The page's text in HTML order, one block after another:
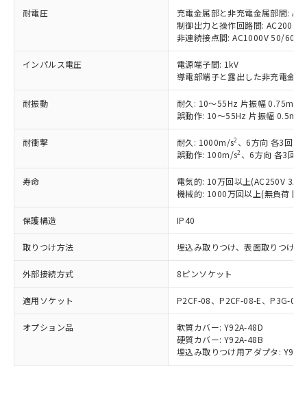
耐電圧
充電金属部と非充電金属部間:
制御出力と操作回路間:
非連続接点間: AC1000V 50/
インパルス電圧
電源端子間: 1kV
導電部端子と露出した非充電金
耐振動
耐久: 10～55Hz 片振幅 0.75mm
誤動作: 10～55Hz 片振幅
耐衝撃 耐久: 1000m/s2 、6方向 各3回
誤動作: 100m/s2 、6方向 各3回
寿命
電気的: 10万回以上(AC250V 3A
機械的: 1000万回以上(無負荷 開
保護構造 IP40
取りつけ方法 埋込み取りつけ、表面取りつけ(
外部接続方式 8ピンソケット
適用ソケット P2CF-08、P2CF-08-E、P3G-08
オプション品
軟質カバー: Y92A-48D
硬質カバー: Y92A-48B
埋込み取りつけ用アダプタ:
商品の当社在庫状況および標準価格
(税抜)を提供させていただくもので
当社制御機器事業取扱商品の中には、
本サービスの対象外となる商品もある
ことをご了承ください。
記載している更新日時点での社内デー
覧された時点での実際の在庫および標
準価格とは異なる場合があることをご
正式な納期状況および標準価格はお客
様のお取引先、またはお客様担当のオ
ムロン制御機器販売店・当社販売員に
販売ネットワーク
」をご確認
事前の承諾なく第三者に漏洩または開
示しないようお願いします。
マイパーツ機能（部品リスト作成サー
ビス）をご利用いただくには、I-Web
メンバーズにご登録されている必要が
あります。
非該当品：ライセンス料など無形物で、有
害物質有無と関係のない商品です。
仕入先様の事情により、非含有部品として
いたものが、含有品と判明した場合などや
むを得ず変更することがあります。
鉛(Pb) 1000ppm以下、 水銀(Hg) 1000ppm以下、 カド
六価クロム(Cr(Ⅵ)) 1000ppm以下、ポリ臭化ビフェニル
類(PBB) 1000ppm以下、ポリ臭化ジフェニルエーテル類
(PBDE) 1000ppm以下、フタル酸ビス(2-エチルヘキシ
ル) (DEHP)(別名：DOP) 1000ppm以下、フタル酸ブチ
ルベンジル（BBP） 1000ppm以下、フタル酸ジブチル
（DBP） 1000ppm以下、フタル酸ジイソブチル
但し、RoHS指令で産業用監視および制御機器に対する
フタル酸エステル類の４物質については閾値を超える意
図的な使用がないことを確認しています。
月が前後することがあります。
「○」：最大均質材料含有率が中国RoHSの
基準値以下であることを示します。
「×」：最大均質材料含有率が中国RoHSの
基準値を超えていることを示します。
「－」：未確認です。当社販売部門へお問
*中国RoHS10物質の基準値 (GB/T26572)：
Pb(鉛) :1000ppm、 Hg(水銀) : 1000ppm、 Cd(カドミウ
Cr(Ⅵ)(六価クロム) : 1000ppm、 PBBs(ポリ臭化ビフェ
ニル類) : 1000ppm、 PBDEs(ポリ臭化ジフェニルエーテ
DBP(フタル酸ジブチル) : 1000ppm、 DIBP(フタル酸ジ
DEHP(フタル酸ビス(2-エチルヘキシル)) : 1000ppm
「ｅ」：有害物質（10物質）のすべてが基
準値以下であることを示します。
質が外部に漏えいし、環境に深刻な影響を
及ぼさない年数を意味します。
「－」：未確認です。当社販売部門へお問
当社は、これら貴社製品のうち、外国
為替および外国貿易法に定める商品
（以下｢規制貨物等」という）を輸出
または国外への提供する場合は、日本
国政府の輸出許可(または役務取引許
可)を取得するなどの必要な手続きを
当社は規制貨物を破棄する場合は、完
全に破砕するなど、違法に輸出されな
いよう必要な手段を講じます。
当社は貴社製品を、核兵器、ミサイ
ル、化学兵器、生物兵器またはその他
武器並びにこれらの製造装置等に一切
使用いたしません。
当社は、貴社製品を第三者に販売する
該第三者に通知します。また当社は、
販売先および販売に係わる関係者が違
法に輸出するおそれがある場合は、取
り引きをいたしません。
一定数以上の在庫あり
一定数には満たないが在庫あり
在庫なし(最新の在庫状況につ
いては、お客様のお取引先、ま
機器販売店・当社販売員にご確
空
受注生産機種、また在庫状況の
情報を公開していない機種